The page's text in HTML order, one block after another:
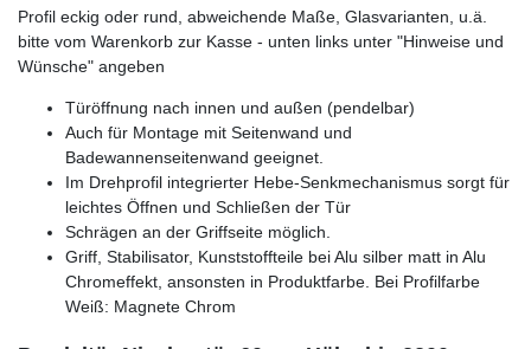
Profil eckig oder rund, abweichende Maße, Glasvarianten, u.ä.
bitte vom Warenkorb zur Kasse - unten links unter "Hinweise und
Wünsche" angeben
Türöffnung nach innen und außen (pendelbar)
Auch für Montage mit Seitenwand und
Badewannenseitenwand geeignet.
Im Drehprofil integrierter Hebe-Senkmechanismus sorgt für
leichtes Öffnen und Schließen der Tür
Schrägen an der Griffseite möglich.
Griff, Stabilisator, Kunststoffteile bei Alu silber matt in Alu
Chromeffekt, ansonsten in Produktfarbe. Bei Profilfarbe
Weiß: Magnete Chrom